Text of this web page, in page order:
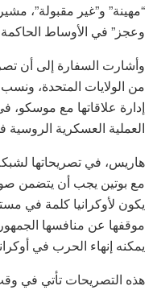
“مهينة” و”غير مقبولة”،
وعجز” في الأوساط
وأشارت السفارة إلى أن
من الولايات المتحدة،
إدارة علاقاتها مع موسكو،
العملية العسكرية الروسية
هاريس، في تصريحاتها
مع بوتين يجب أن يتضمن
يكون لأوكرانيا كلمة في
موقفها عن منافسها
يمكنه إنهاء الحرب في
هذه التصريحات تأتي في